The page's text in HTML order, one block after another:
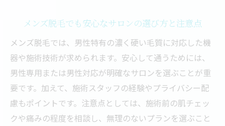
メンズ脱毛でも安心なサロンの選び方と注意点
メンズ脱毛では、男性特有の濃く硬い毛質に対応した機
器や施術技術が求められます。安心して通うためには、
男性専用または男性対応が明確なサロンを選ぶことが重
要です。加えて、施術スタッフの経験やプライバシー配
慮もポイントです。注意点としては、施術前の肌チェッ
クや痛みの程度を相談し、無理のないプランを選ぶこと